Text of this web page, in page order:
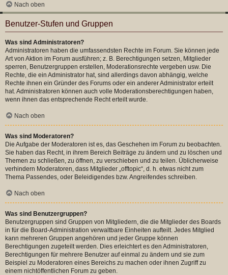
Nach oben
Benutzer-Stufen und Gruppen
Was sind Administratoren?
Administratoren haben die umfassendsten Rechte im Forum. Sie können jede
Art von Aktion im Forum ausführen; z. B. Berechtigungen setzen, Mitglieder
sperren, Benutzergruppen erstellen, Moderationsrechte vergeben usw. Die
Rechte, die ein Administrator hat, sind allerdings davon abhängig, welche
Rechte ihnen ein Gründer des Forums oder ein anderer Administrator erteilt
hat. Administratoren können auch volle Moderationsberechtigungen haben,
wenn ihnen das entsprechende Recht erteilt wurde.
Nach oben
Was sind Moderatoren?
Die Aufgabe der Moderatoren ist es, das Geschehen im Forum zu beobachten.
Sie haben das Recht, in ihrem Bereich Beiträge zu ändern und zu löschen und
Themen zu schließen, zu öffnen, zu verschieben und zu teilen. Üblicherweise
verhindern Moderatoren, dass Mitglieder „offtopic“, d. h. etwas nicht zum
Thema Passendes, oder Beleidigendes bzw. Angreifendes schreiben.
Nach oben
Was sind Benutzergruppen?
Benutzergruppen sind Gruppen von Mitgliedern, die die Mitglieder des Boards
in für die Board-Administration verwaltbare Einheiten aufteilt. Jedes Mitglied
kann mehreren Gruppen angehören und jeder Gruppe können
Berechtigungen zugeteilt werden. Dies erleichtert es den Administratoren,
Berechtigungen für mehrere Benutzer auf einmal zu ändern und sie zum
Beispiel zu Moderatoren eines Bereichs zu machen oder ihnen Zugriff zu
einem nichtöffentlichen Forum zu geben.